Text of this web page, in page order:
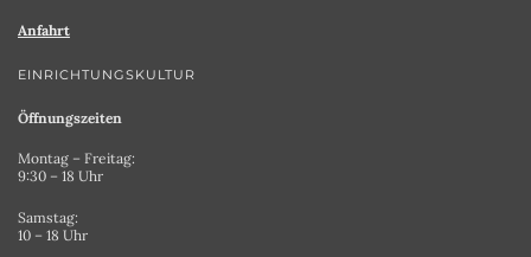
Anfahrt
EINRICHTUNGSKULTUR
Öffnungszeiten
Montag – Freitag:
9:30 – 18 Uhr
Samstag:
10 – 18 Uhr